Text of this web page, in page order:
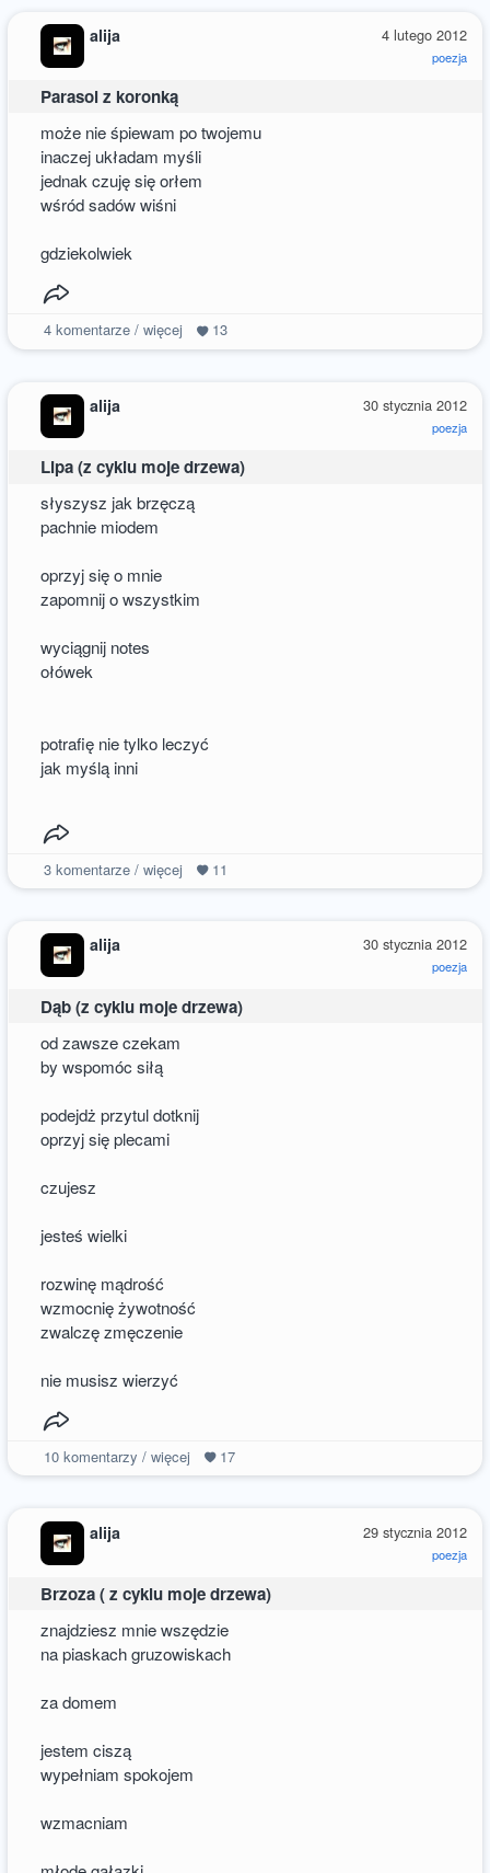
4 lutego 2012
poezja
alija
Parasol z koronką
może nie śpiewam po twojemu
inaczej układam myśli
jednak czuję się orłem
wśród sadów wiśni
gdziekolwiek
4komentarze / więcej 13
30 stycznia 2012
poezja
alija
Lipa (z cyklu moje drzewa)
słyszysz jak brzęczą
pachnie miodem
oprzyj się o mnie
zapomnij o wszystkim
wyciągnij notes
ołówek
potrafię nie tylko leczyć
jak myślą inni
3komentarze / więcej 11
30 stycznia 2012
poezja
alija
Dąb (z cyklu moje drzewa)
od zawsze czekam
by wspomóc siłą
podejdż przytul dotknij
oprzyj się plecami
czujesz
jesteś wielki
rozwinę mądrość
wzmocnię żywotność
zwalczę zmęczenie
nie musisz wierzyć
10komentarzy / więcej 17
29 stycznia 2012
poezja
alija
Brzoza ( z cyklu moje drzewa)
znajdziesz mnie wszędzie
na piaskach gruzowiskach
za domem
jestem ciszą
wypełniam spokojem
wzmacniam